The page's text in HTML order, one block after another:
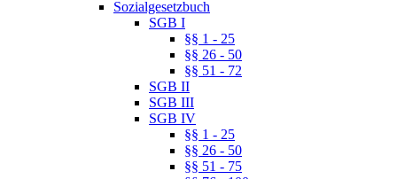
Sozialgesetzbuch
SGB I
§§ 1 - 25
§§ 26 - 50
§§ 51 - 72
SGB II
SGB III
SGB IV
§§ 1 - 25
§§ 26 - 50
§§ 51 - 75